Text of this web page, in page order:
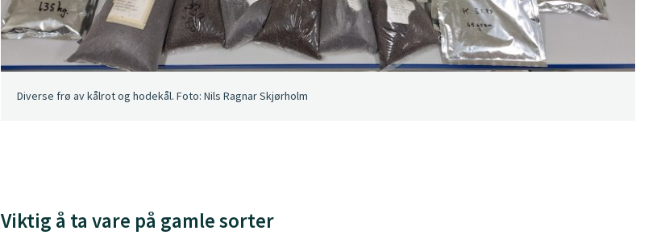
Diverse frø av kålrot og hodekål. Foto: Nils Ragnar Skjørholm
Viktig å ta vare på gamle sorter